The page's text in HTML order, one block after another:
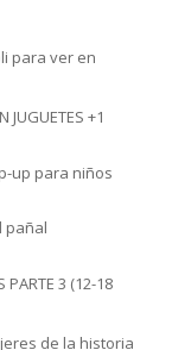
para ver en
JUGUETES +1
up para niños
pañal
PARTE 3 (12-18
de la historia